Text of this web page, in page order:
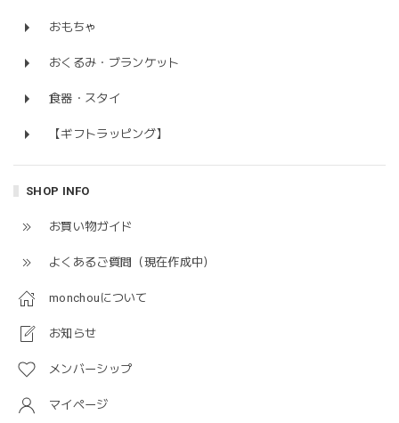
おもちゃ
おくるみ・ブランケット
食器・スタイ
【ギフトラッピング】
SHOP INFO
お買い物ガイド
よくあるご質問（現在作成中）
monchouについて
お知らせ
メンバーシップ
マイページ